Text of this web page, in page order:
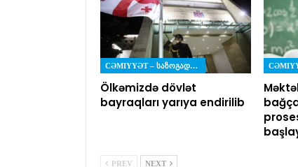
CƏMIYYƏT – ᲡᲐᲖᲝᲒᲐᲓᲝᲔᲑᲐ
Ölkəmizdə dövlət
bayraqları yarıya endirilib
PREV NEXT